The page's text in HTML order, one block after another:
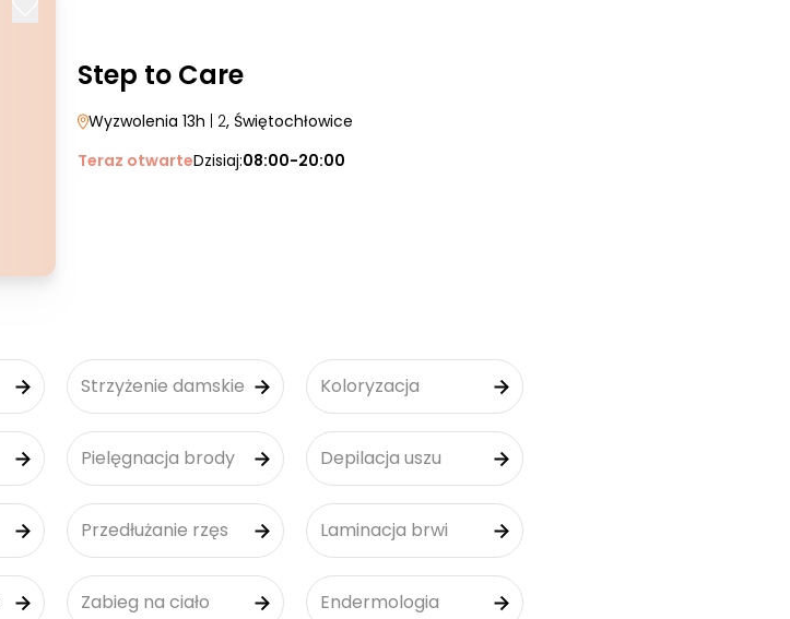
Step to Care
Wyzwolenia 13h | 2, Świętochłowice
Teraz otwarteDzisiaj:08:00-20:00
Strzyżenie damskie Koloryzacja
Pielęgnacja brody Depilacja uszu
Przedłużanie rzęs Laminacja brwi
Zabieg na ciało Endermologia